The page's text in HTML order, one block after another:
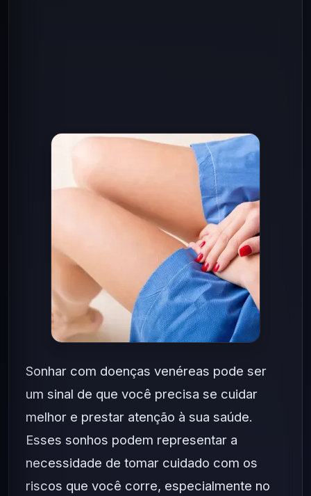
Sonhar com doenças venéreas pode ser
um sinal de que você precisa se cuidar
melhor e prestar atenção à sua saúde.
Esses sonhos podem representar a
necessidade de tomar cuidado com os
riscos que você corre, especialmente no